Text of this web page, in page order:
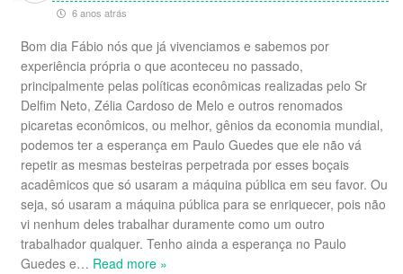
6 anos atrás
Bom dia Fábio nós que já vivenciamos e sabemos por
experiência própria o que aconteceu no passado,
principalmente pelas políticas econômicas realizadas pelo Sr
Delfim Neto, Zélia Cardoso de Melo e outros renomados
picaretas econômicos, ou melhor, gênios da economia mundial,
podemos ter a esperança em Paulo Guedes que ele não vá
repetir as mesmas besteiras perpetrada por esses boçais
acadêmicos que só usaram a máquina pública em seu favor. Ou
seja, só usaram a máquina pública para se enriquecer, pois não
vi nenhum deles trabalhar duramente como um outro
trabalhador qualquer. Tenho ainda a esperança no Paulo
Guedes e… Read more »